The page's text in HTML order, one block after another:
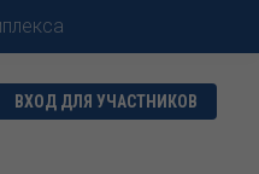
ВХОД ДЛЯ УЧАСТНИКОВ